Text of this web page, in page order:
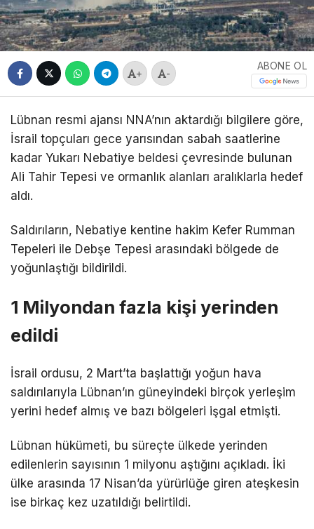
+ -
ABONE OL
Lübnan resmi ajansı NNA’nın aktardığı bilgilere göre,
İsrail topçuları gece yarısından sabah saatlerine
kadar Yukarı Nebatiye beldesi çevresinde bulunan
Ali Tahir Tepesi ve ormanlık alanları aralıklarla hedef
aldı.
Saldırıların, Nebatiye kentine hakim Kefer Rumman
Tepeleri ile Debşe Tepesi arasındaki bölgede de
yoğunlaştığı bildirildi.
1 Milyondan fazla kişi yerinden
edildi
İsrail ordusu, 2 Mart’ta başlattığı yoğun hava
saldırılarıyla Lübnan’ın güneyindeki birçok yerleşim
yerini hedef almış ve bazı bölgeleri işgal etmişti.
Lübnan hükümeti, bu süreçte ülkede yerinden
edilenlerin sayısının 1 milyonu aştığını açıkladı. İki
ülke arasında 17 Nisan’da yürürlüğe giren ateşkesin
ise birkaç kez uzatıldığı belirtildi.